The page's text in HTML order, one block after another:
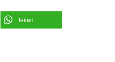
teilen